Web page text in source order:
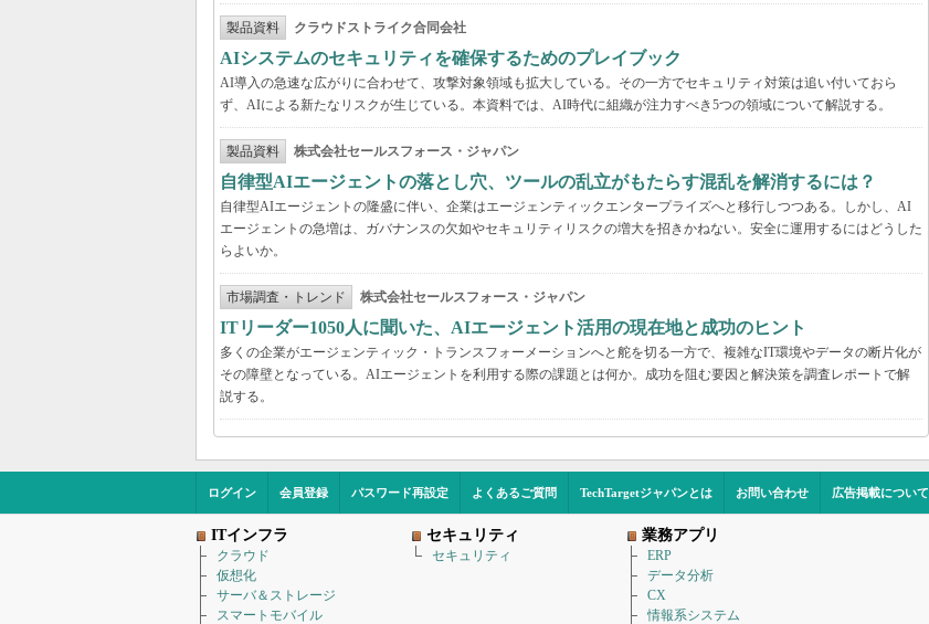
製品資料 クラウドストライク合同会社
AIシステムのセキュリティを確保するためのプレイブック
AI導入の急速な広がりに合わせて、攻撃対象領域も拡大している。その一方でセキュリティ対策は追い付いておら
ず、AIによる新たなリスクが生じている。本資料では、AI時代に組織が注力すべき5つの領域について解説する。
製品資料 株式会社セールスフォース・ジャパン
自律型AIエージェントの落とし穴、ツールの乱立がもたらす混乱を解消するには？
自律型AIエージェントの隆盛に伴い、企業はエージェンティックエンタープライズへと移行しつつある。しかし、AI
エージェントの急増は、ガバナンスの欠如やセキュリティリスクの増大を招きかねない。安全に運用するにはどうした
らよいか。
市場調査・トレンド 株式会社セールスフォース・ジャパン
ITリーダー1050人に聞いた、AIエージェント活用の現在地と成功のヒント
多くの企業がエージェンティック・トランスフォーメーションへと舵を切る一方で、複雑なIT環境やデータの断片化が
その障壁となっている。AIエージェントを利用する際の課題とは何か。成功を阻む要因と解決策を調査レポートで解
説する。
ログイン 会員登録 パスワード再設定 よくあるご質問 TechTargetジャパンとは お問い合わせ 広告掲載について
ITインフラ
クラウド
仮想化
サーバ＆ストレージ
スマートモバイル
セキュリティ
セキュリティ
業務アプリ
ERP
データ分析
CX
情報系システム